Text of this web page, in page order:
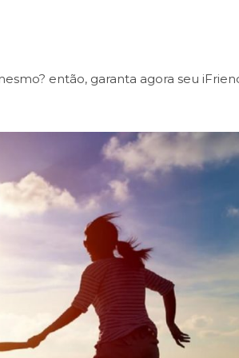
então, garanta agora seu